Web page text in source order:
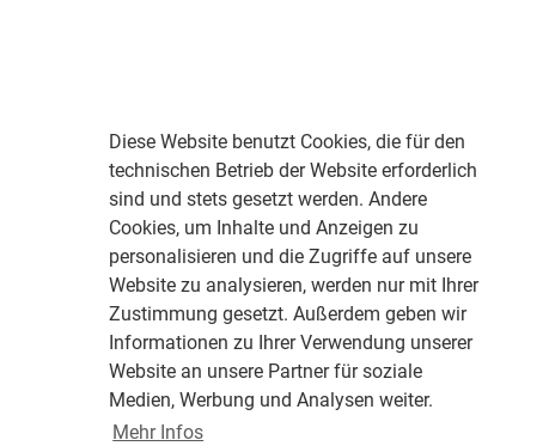
Diese Website benutzt Cookies, die für den
technischen Betrieb der Website erforderlich
sind und stets gesetzt werden. Andere
Cookies, um Inhalte und Anzeigen zu
personalisieren und die Zugriffe auf unsere
Website zu analysieren, werden nur mit Ihrer
Zustimmung gesetzt. Außerdem geben wir
Informationen zu Ihrer Verwendung unserer
Website an unsere Partner für soziale
Medien, Werbung und Analysen weiter.
Mehr Infos